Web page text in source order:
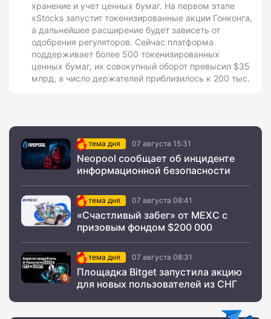
хранение и учет ценных бумаг. На первом этапе
xStocks запустит токенизированные акции Гонконга,
а дальнейшее расширение будет зависеть от
одобрения регуляторов. Сейчас платформа
поддерживает более 500 токенизированных
ценных бумаг, их совокупный оборот превысил $35
млрд, а число держателей приблизилось к 200 тыс.
тема дня 07 августа 15:31
Neopool сообщает об инциденте
информационной безопасности
тема дня 07 августа 08:41
«Счастливый забег» от MEXC с
призовым фондом $200 000
тема дня 07 августа 08:31
Площадка Bitget запустила акцию
для новых пользователей из СНГ